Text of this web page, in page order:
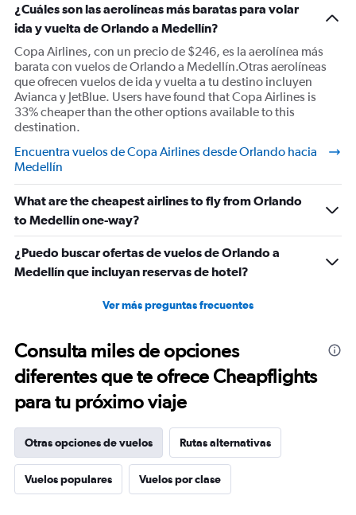
¿Cuáles son las aerolíneas más baratas para volar
ida y vuelta de Orlando a Medellín?
Copa Airlines, con un precio de $246, es la aerolínea más
barata con vuelos de Orlando a Medellín.Otras aerolíneas
que ofrecen vuelos de ida y vuelta a tu destino incluyen
Avianca y JetBlue. Users have found that Copa Airlines is
33% cheaper than the other options available to this
destination.
Encuentra vuelos de Copa Airlines desde Orlando hacia
Medellín
What are the cheapest airlines to fly from Orlando
to Medellín one-way?
¿Puedo buscar ofertas de vuelos de Orlando a
Medellín que incluyan reservas de hotel?
Ver más preguntas frecuentes
Consulta miles de opciones
diferentes que te ofrece Cheapflights
para tu próximo viaje
Otras opciones de vuelos Rutas alternativas
Vuelos populares Vuelos por clase